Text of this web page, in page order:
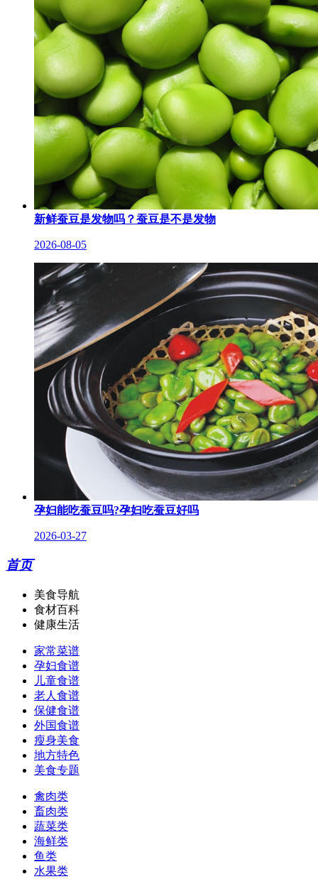
新鲜蚕豆是发物吗？蚕豆是不是发物
2026-08-05
孕妇能吃蚕豆吗?孕妇吃蚕豆好吗
2026-03-27
首页
美食导航
食材百科
健康生活
家常菜谱
孕妇食谱
儿童食谱
老人食谱
保健食谱
外国食谱
瘦身美食
地方特色
美食专题
禽肉类
畜肉类
蔬菜类
海鲜类
鱼类
水果类